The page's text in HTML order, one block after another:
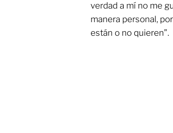
verdad a mí no me
manera personal,
están o no quieren”.